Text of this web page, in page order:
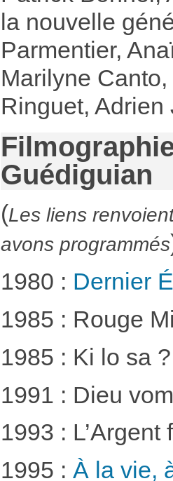
la nouvelle
Parmentier,
Marilyne
Ringuet, Adrien
Guédiguian
(Les liens
avons programmés
1980 : Dernier
1985 : Rouge
1985 : Ki lo sa ?
1991 : Dieu
1993 :
1995 : À la vie,